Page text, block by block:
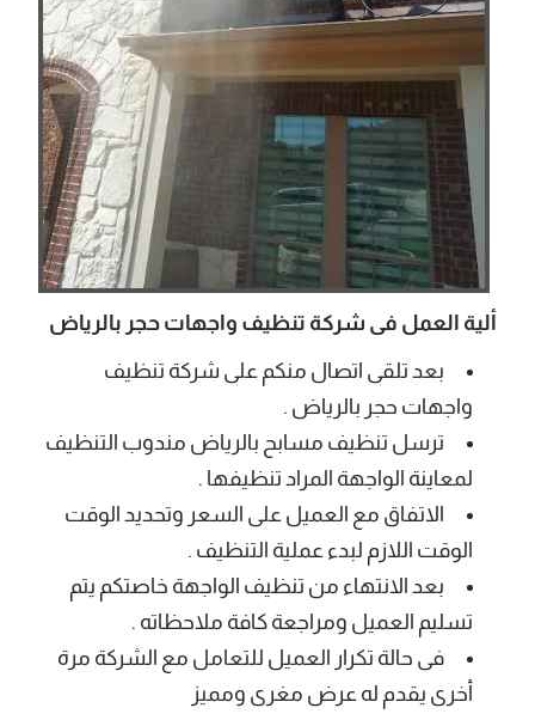
ألية العمل فى شركة تنظيف واجهات حجر بالرياض
بعد تلقى اتصال منكم على شركة تنظيف
واجهات حجر بالرياض .
ترسل تنظيف مسابح بالرياض مندوب التنظيف
لمعاينة الواجهة المراد تنظيفها .
الاتفاق مع العميل على السعر وتحديد الوقت
الوقت اللازم لبدء عملية التنظيف .
بعد الانتهاء من تنظيف الواجهة خاصتكم يتم
تسليم العميل ومراجعة كافة ملاحظاته .
فى حالة تكرار العميل للتعامل مع الشركة مرة
أخرى يقدم له عرض مغرى ومميز